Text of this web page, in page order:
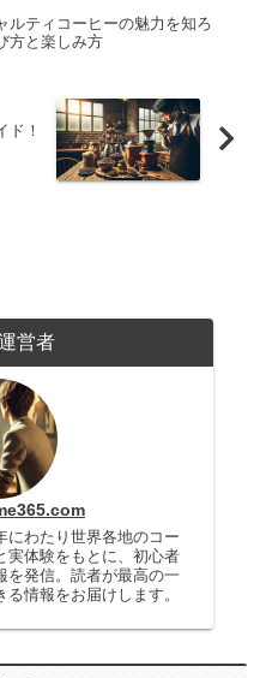
ルティコーヒーの魅力を知ろ
方と楽しみ方
ド！
営者
にわたり世界各地のコー
実体験をもとに、初心者
を発信。読者が最高の一
情報をお届けします。